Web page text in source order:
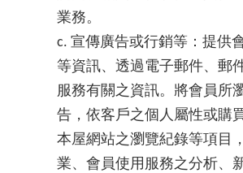
業務。
c. 宣傳廣告或行銷等：提供
等資訊、透過電子郵件、郵
服務有關之資訊。將會員所
告，依客戶之個人屬性或購
本屋網站之瀏覽紀錄等項目
業、會員使用服務之分析、